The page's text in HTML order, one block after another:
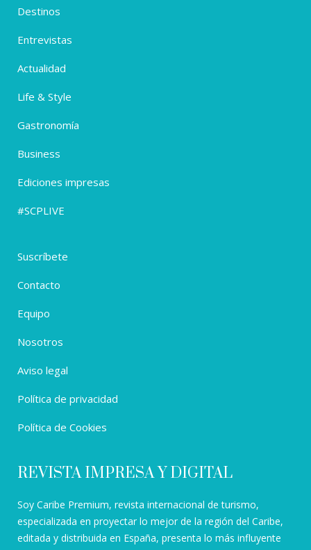
Destinos
Entrevistas
Actualidad
Life & Style
Gastronomía
Business
Ediciones impresas
#SCPLIVE
Suscríbete
Contacto
Equipo
Nosotros
Aviso legal
Política de privacidad
Política de Cookies
REVISTA IMPRESA Y DIGITAL
Soy Caribe Premium, revista internacional de turismo,
especializada en proyectar lo mejor de la región del Caribe,
editada y distribuida en España, presenta lo más influyente